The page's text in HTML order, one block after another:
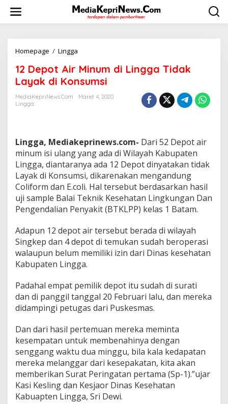
w
Homepage / Lingga
D
e
p
o
M
i
n
u
m
d
i
L
g
g
a
T
i
a
k
L
y
a
k
d
i
K
o
n
s
12 Depot Air Minum di Lingga Tidak
Layak di Konsumsi
MediaKepriNews.com
Maret 4, 2020
Lingga
Lingga, Mediakeprinews.com- Dari 52 Depot air
minum isi ulang yang ada di Wilayah Kabupaten
Lingga, diantaranya ada 12 Depot dinyatakan tidak
Layak di Konsumsi, dikarenakan mengandung
Coliform dan E.coli. Hal tersebut berdasarkan hasil
uji sample Balai Teknik Kesehatan Lingkungan Dan
Pengendalian Penyakit (BTKLPP) kelas 1 Batam.
Adapun 12 depot air tersebut berada di wilayah
Singkep dan 4 depot di temukan sudah beroperasi
walaupun belum memiliki izin dari Dinas kesehatan
Kabupaten Lingga.
Padahal empat pemilik depot itu sudah di surati
dan di panggil tanggal 20 Februari lalu, dan mereka
didampingi petugas dari Puskesmas.
Dan dari hasil pertemuan mereka meminta
kesempatan untuk membenahinya dengan
senggang waktu dua minggu, bila kala kedapatan
mereka melanggar dari kesepakatan, kita akan
memberikan Surat Peringatan pertama (Sp-1).”ujar
Kasi Kesling dan Kesjaor Dinas Kesehatan
Kabuapten Lingga, Sri Dewi.